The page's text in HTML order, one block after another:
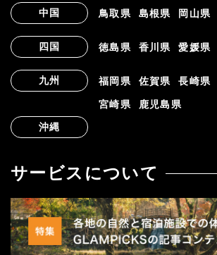
中国 鳥取県 島根県 岡山県
四国 徳島県 香川県 愛媛県
九州 福岡県 佐賀県 長崎県
宮崎県
鹿児島県
沖縄
サービスについて